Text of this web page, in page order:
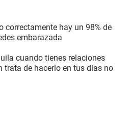
correctamente hay un 98% de
embarazada
cuando tienes relaciones
trata de hacerlo en tus dias no